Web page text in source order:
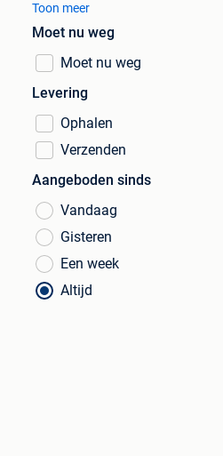
Toon meer
Moet nu weg
Moet nu weg
Levering
Ophalen
Verzenden
Aangeboden sinds
Vandaag
Gisteren
Een week
Altijd